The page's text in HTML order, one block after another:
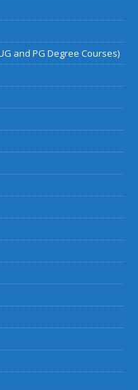
and PG Degree Courses)